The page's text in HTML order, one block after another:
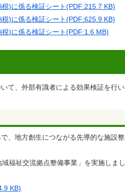
)に係る検証シート(PDF:215.7 KB)
)に係る検証シート(PDF:625.9 KB)
)に係る検証シート(PDF:1.6 MB)
て、外部有識者による効果検証を行い
、地方創生につながる先導的な施設整
福祉交流拠点整備事業」を実施しまし
KB)